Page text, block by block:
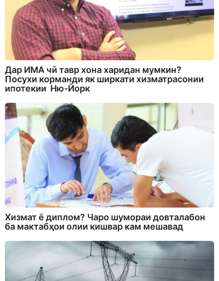
Дар ИМА чӣ тавр хона харидан мумкин?
Посухи корманди як ширкати хизматрасонии
ипотекии Ню-Йорк
Хизмат ё диплом? Чаро шумораи довталабон
ба мактабҳои олии кишвар кам мешавад